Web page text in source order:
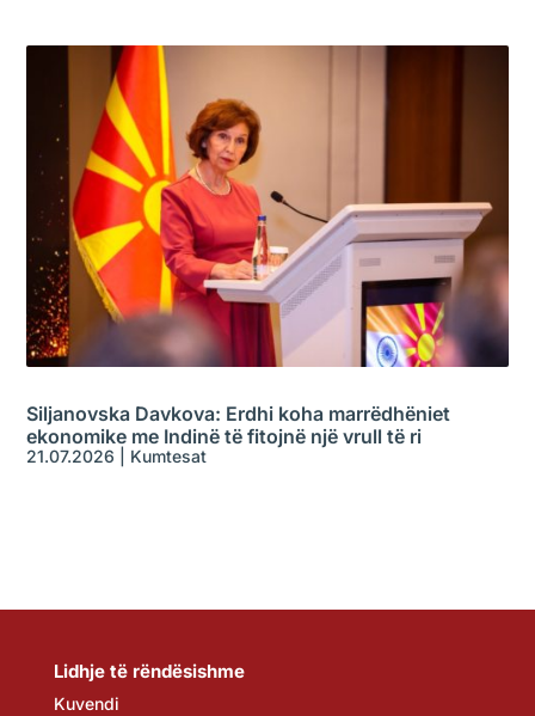
Siljanovska Davkova: Erdhi koha marrëdhëniet
ekonomike me Indinë të fitojnë një vrull të ri
21.07.2026 Kumtesat
Lidhje të rëndësishme
Kuvendi